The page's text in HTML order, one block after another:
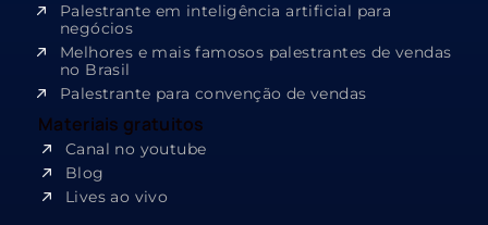
Palestrante em inteligência artificial para
negócios
Melhores e mais famosos palestrantes de vendas
no Brasil
Palestrante para convenção de vendas
Materiais gratuitos
Canal no youtube
Blog
Lives ao vivo